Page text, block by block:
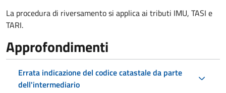
La procedura di riversamento si applica ai tributi IMU, TASI e
TARI.
Approfondimenti
Errata indicazione del codice catastale da parte
dell'intermediario